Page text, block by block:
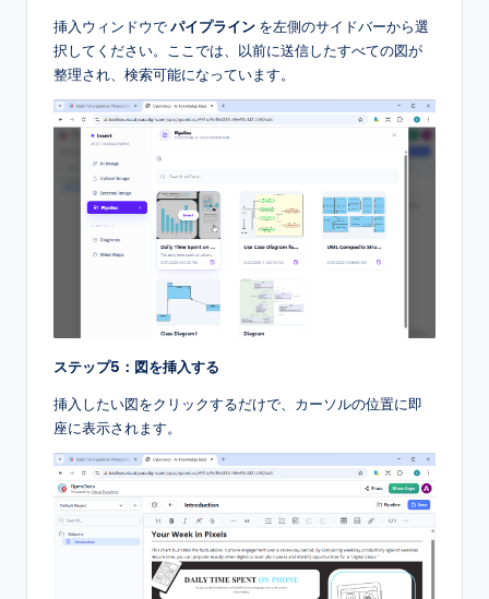
挿入ウィンドウでパイプライン を左側のサイドバーから選
択してください。ここでは、以前に送信したすべての図が
整理され、検索可能になっています。
ステップ5：図を挿入する
挿入したい図をクリックするだけで、カーソルの位置に即
座に表示されます。